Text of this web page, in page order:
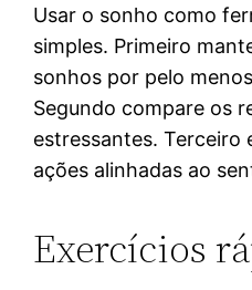
Usar o sonho como
simples. Primeiro
sonhos por pelo
Segundo compare os
estressantes. Terceiro
ações alinhadas ao
Exercícios